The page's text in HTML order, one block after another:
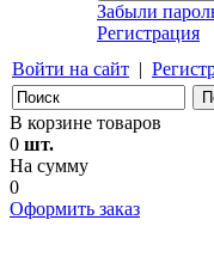
Забыли
Регистрация
Войти на сайт |
В корзине товаров
0 шт.
На сумму
0
Оформить заказ